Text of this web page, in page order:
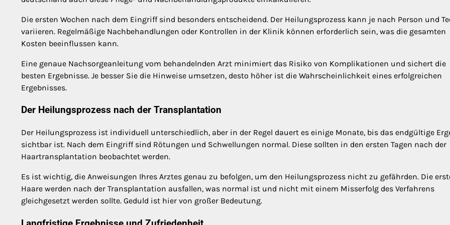
Die ersten Wochen nach dem Eingriff sind besonders entscheidend. Der Heilungsprozess kann je nach Person und
variieren. Regelmäßige Nachbehandlungen oder Kontrollen in der Klinik können erforderlich sein, was die gesamten
Kosten beeinflussen kann.
Eine genaue Nachsorgeanleitung vom behandelnden Arzt minimiert das Risiko von Komplikationen und sichert die
besten Ergebnisse. Je besser Sie die Hinweise umsetzen, desto höher ist die Wahrscheinlichkeit eines erfolgreichen
Ergebnisses.
Der Heilungsprozess nach der Transplantation
Der Heilungsprozess ist individuell unterschiedlich, aber in der Regel dauert es einige Monate, bis das endgültige
sichtbar ist. Nach dem Eingriff sind Rötungen und Schwellungen normal. Diese sollten in den ersten Tagen nach der
Haartransplantation beobachtet werden.
Es ist wichtig, die Anweisungen Ihres Arztes genau zu befolgen, um den Heilungsprozess nicht zu gefährden. Die
Haare werden nach der Transplantation ausfallen, was normal ist und nicht mit einem Misserfolg des Verfahrens
gleichgesetzt werden sollte. Geduld ist hier von großer Bedeutung.